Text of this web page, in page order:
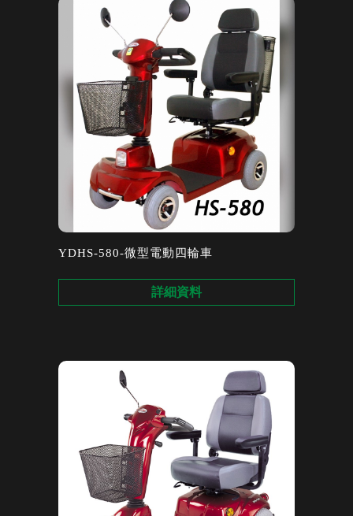
YDHS-580-微型電動四輪車
詳細資料